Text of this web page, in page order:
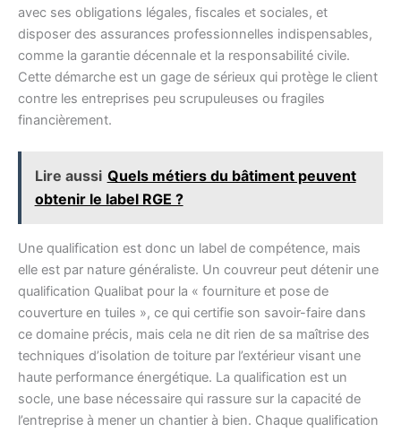
avec ses obligations légales, fiscales et sociales, et
disposer des assurances professionnelles indispensables,
comme la garantie décennale et la responsabilité civile.
Cette démarche est un gage de sérieux qui protège le client
contre les entreprises peu scrupuleuses ou fragiles
financièrement.
Lire aussi Quels métiers du bâtiment peuvent
obtenir le label RGE ?
Une qualification est donc un label de compétence, mais
elle est par nature généraliste. Un couvreur peut détenir une
qualification Qualibat pour la « fourniture et pose de
couverture en tuiles », ce qui certifie son savoir-faire dans
ce domaine précis, mais cela ne dit rien de sa maîtrise des
techniques d’isolation de toiture par l’extérieur visant une
haute performance énergétique. La qualification est un
socle, une base nécessaire qui rassure sur la capacité de
l’entreprise à mener un chantier à bien. Chaque qualification